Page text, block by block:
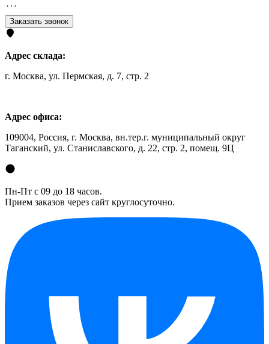
Заказать звонок
Адрес склада:
г. Москва, ул. Пермская, д. 7, стр. 2
Адрес офиса:
109004, Россия, г. Москва, вн.тер.г. муниципальный округ
Таганский, ул. Станиславского, д. 22, стр. 2, помещ. 9Ц
Пн-Пт с 09 до 18 часов.
Прием заказов через сайт круглосуточно.